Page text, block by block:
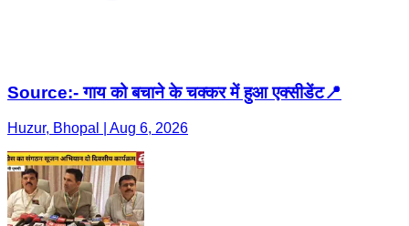
Source:- गाय को बचाने के चक्कर में हुआ एक्सीडेंट📍
Huzur, Bhopal | Aug 6, 2026